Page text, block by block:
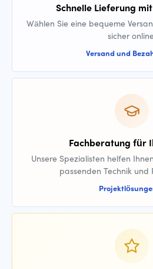
Schnelle Lieferung mit
Wählen Sie eine bequeme
sicher
Versand und
Fachberatung für
Unsere Spezialisten helfen
passenden Technik und